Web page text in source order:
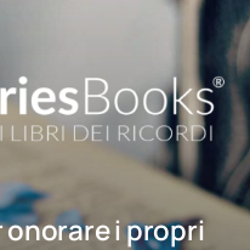
onorare i propri